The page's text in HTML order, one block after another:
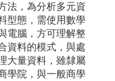
法，為分析多元資
型態，需使用數學
電腦，方可理解整
資料的模式，與處
大量資料，雖隸屬
學院，與一般商學